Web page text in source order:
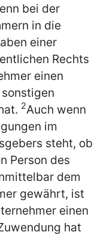
bei der
in die
einer
Rechts
einen
2Auch wenn
im
steht, ob
Person des
dem
gewährt, ist
einen
hat